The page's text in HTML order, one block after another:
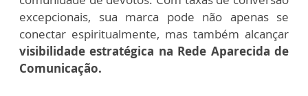
excepcionais, sua marca pode não apenas se
conectar espiritualmente, mas também alcançar
visibilidade estratégica na Rede Aparecida de
Comunicação.